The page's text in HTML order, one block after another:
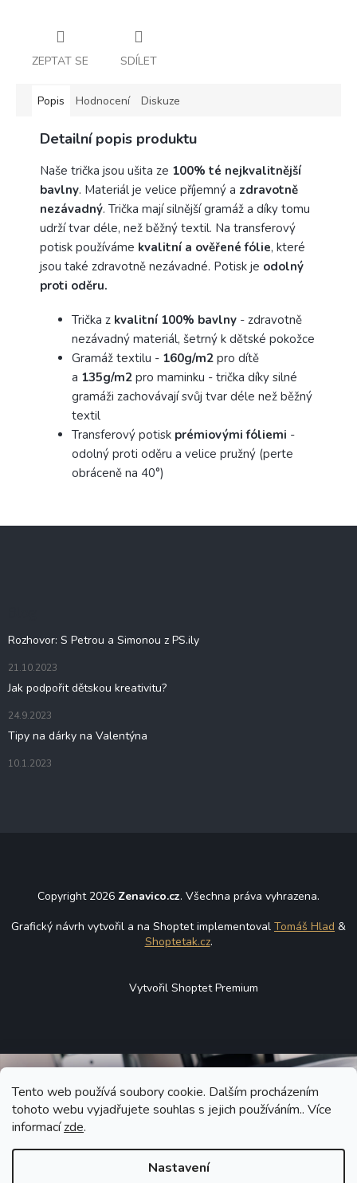
Tento web používá soubory cookie. Dalším procházením
tohoto webu vyjadřujete souhlas s jejich používáním.. Více
informacízde.
Nastavení
ZEPTAT SE SDÍLET
Popis Hodnocení Diskuze
Detailní popis produktu
Naše trička jsou ušita ze 100% té nejkvalitnější
bavlny. Materiál je velice příjemný a zdravotně
nezávadný. Trička mají silnější gramáž a díky tomu
udrží tvar déle, než běžný textil. Na transferový
potisk používáme kvalitní a ověřené fólie, které
jsou také zdravotně nezávadné. Potisk je odolný
proti oděru.
Trička z kvalitní 100% bavlny - zdravotně
nezávadný materiál, šetrný k dětské pokožce
Gramáž textilu - 160g/m2 pro dítě
a 135g/m2 pro maminku - trička díky silné
gramáži zachovávají svůj tvar déle než běžný
textil
Transferový potisk prémiovými fóliemi -
odolný proti oděru a velice pružný (perte
obráceně na 40°)
Rozhovor: S Petrou a Simonou z PS.ily
21.10.2023
Jak podpořit dětskou kreativitu?
24.9.2023
Tipy na dárky na Valentýna
10.1.2023
Copyright 2026 Zenavico.cz. Všechna práva vyhrazena.
Grafický návrh vytvořil a na Shoptet implementoval Tomáš Hlad &
Shoptetak.cz.
Vytvořil Shoptet Premium